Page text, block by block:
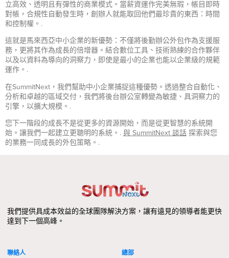
立高效、透明且有彈性的商業模式。當薪資運作完美無瑕，帳目即時
對帳，合規性自動發生時，創辦人就能取回他們最珍貴的東西：時間
和控制權。.
這就是馬來西亞中小企業的新優勢：不僅將後勤辦公外包作為支援服
務，更將其作為成長的倍增器。結合數位工具、技術熟練的合作夥伴
以及以資料為導向的洞察力，即使是最小的企業也能以企業級的規範
運作。.
在SummitNext，我們幫助中小企業捕捉這種優勢。透過整合自動化、
分析和卓越的區域交付，我們將後台辦公室轉變為敏捷、具洞察力的
引擎，以擴大規模。.
您下一階段的成長不是從更多的資源開始，而是從更智慧的系統開
始。讓我們一起建立更聰明的系統。. 與 SummitNext 談話 探索與您
的業務一同成長的外包策略。.
我們提供具成本效益的全球團隊解決方案，讓有遠見的領導者能更快
達到下一個高峰。
聯絡人 總部